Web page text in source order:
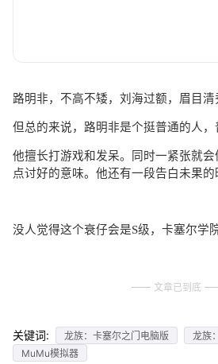
路明非，不高不矮，刘海过额，眉目清
但总的来说，路明非是个挺普通的人，
他擅长打游戏和发呆。同时一紧张就
点讨好的意味。他还有一段告白未果的
没人觉得这个衰仔会是S级，卡塞尔学
文章已到底
关键词: 龙族：卡塞尔之门电脑版
龙族
MuMu模拟器